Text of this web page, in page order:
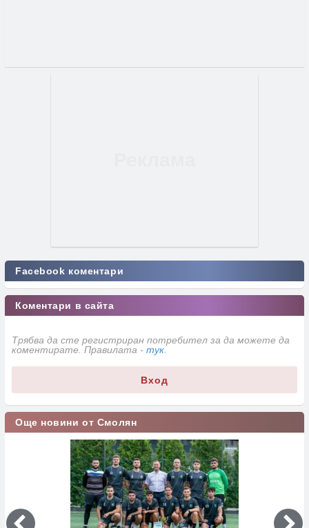
Facebook коментари
Коментари в сайта
Трябва да сте регистриран потребител за да можете да
коментирате. Правилата - тук
Вход
Още новини от Смолян